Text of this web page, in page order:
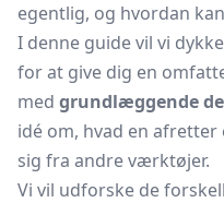
egentlig, og hvordan
I denne guide vil vi
for at give dig en
med grundlæggende
idé om, hvad en
sig fra andre værktøjer.
Vi vil udforske de